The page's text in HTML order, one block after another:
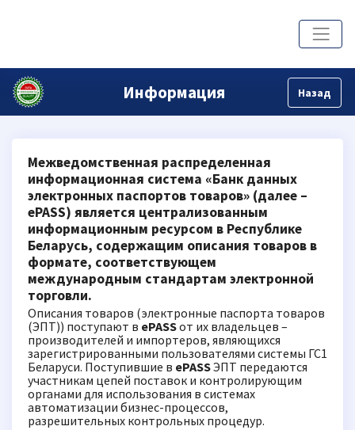
Информация Назад
Межведомственная распределенная
информационная система «Банк данных
электронных паспортов товаров» (далее –
ePASS) является централизованным
информационным ресурсом в Республике
Беларусь, содержащим описания товаров в
формате, соответствующем
международным стандартам электронной
торговли.
Описания товаров (электронные паспорта товаров
(ЭПТ)) поступают в ePASSот их владельцев –
производителей и импортеров, являющихся
зарегистрированными пользователями системы ГС1
Беларуси. Поступившие в ePASSЭПТ передаются
участникам цепей поставок и контролирующим
органами для использования в системах
автоматизации бизнес-процессов,
разрешительных контрольных процедур.